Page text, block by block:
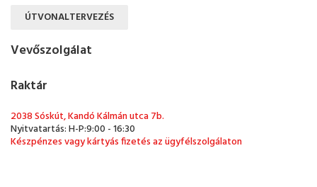
ÚTVONALTERVEZÉS
Vevőszolgálat
Raktár
2038 Sóskút, Kandó Kálmán utca 7b.
Nyitvatartás: H-P:9:00 - 16:30
Készpénzes vagy kártyás fizetés az ügyfélszolgálaton